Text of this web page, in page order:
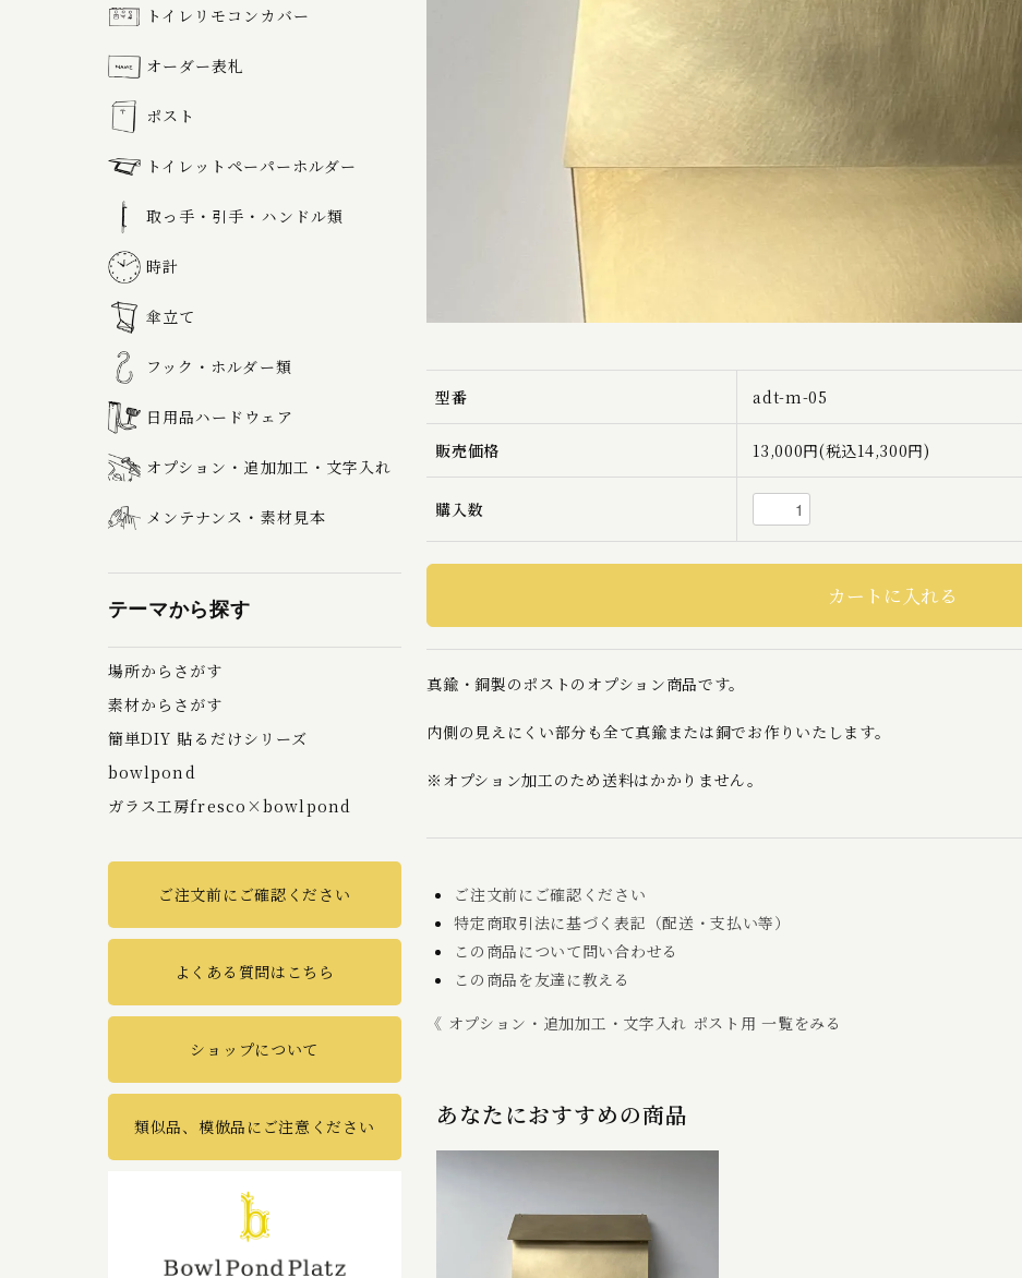
型番 adt-m-05
販売価格 13,000円(税込14,300円)
購入数
真鍮・銅製のポストのオプション商品です。
内側の見えにくい部分も全て真鍮または銅でお作りいたします。
※オプション加工のため送料はかかりません。
ご注文前にご確認ください
特定商取引法に基づく表記（配送・支払い等）
この商品について問い合わせる
この商品を友達に教える
《 オプション・追加加工・文字入れ ポスト用 一覧をみる
あなたにおすすめの商品
トイレリモコンカバー
オーダー表札
ポスト
トイレットペーパーホルダー
取っ手・引手・ハンドル類
時計
傘立て
フック・ホルダー類
日用品ハードウェア
オプション・追加加工・文字入れ
メンテナンス・素材見本
テーマから探す
場所からさがす
素材からさがす
簡単DIY 貼るだけシリーズ
bowlpond
ガラス工房fresco×bowlpond
ご注文前にご確認ください
よくある質問はこちら
ショップについて
類似品、模倣品にご注意ください